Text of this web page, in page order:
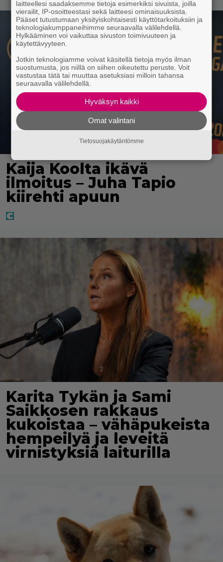
Kaija Koolta ikävä
ilmoitus – Juha Tapio
kiirehti apuun
Karita Tykän ja Sami
Saikkosen rakkaus
kukoistaa – vähäpukeista
hempeilyä ja leveitä
virnistyksiä laiturilla
laitteellesi saadaksemme tietoja esimerkiksi sivuista, joilla
vierailit, IP-osoitteestasi sekä laitteesi ominaisuuksista.
Pääset tutustumaan yksityiskohtaisesti käyttötarkoituksiin ja
teknologiakumppaneihimme seuraavalla välilehdellä.
Hylkääminen voi vaikuttaa sivuston toimivuuteen ja
käytettävyyteen.
Jotkin teknologiamme voivat käsitellä tietoja myös ilman
suostumusta, jos niillä on siihen oikeutettu peruste. Voit
vastustaa tätä tai muuttaa asetuksiasi milloin tahansa
seuraavalla välilehdellä.
Hyväksyn kaikki
Omat valintani
Tietosuojakäytäntömme